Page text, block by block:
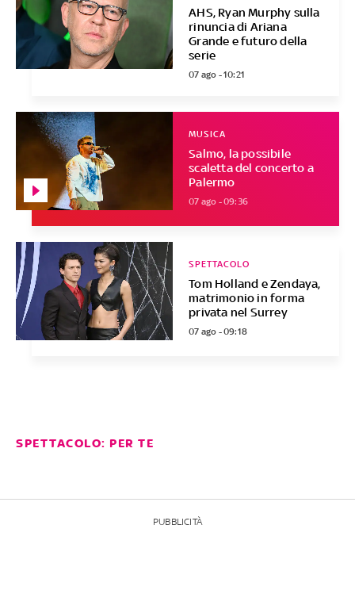
AHS, Ryan Murphy sulla
rinuncia di Ariana
Grande e futuro della
serie
07 ago - 10:21
Salmo, la possibile
scaletta del concerto a
Palermo
MUSICA
07 ago - 09:36
Tom Holland e Zendaya,
matrimonio in forma
privata nel Surrey
SPETTACOLO
07 ago - 09:18
SPETTACOLO: PER TE
PUBBLICITÀ